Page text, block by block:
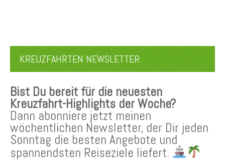
KREUZFAHRTEN NEWSLETTER
Bist Du bereit für die neuesten
Kreuzfahrt-Highlights der Woche?
Dann abonniere jetzt meinen
wöchentlichen Newsletter, der Dir jeden
Sonntag die besten Angebote und
spannendsten Reiseziele liefert.